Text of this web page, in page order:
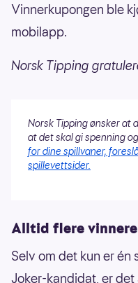
Vinnerkupongen ble
mobilapp.
Norsk Tipping
Norsk Tipping ønsker at
at det skal gi spenning
for dine spillvaner,
spillevettsider.
Alltid flere vinnere
Selv om det kun er én
Joker-kandidat, er det